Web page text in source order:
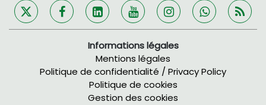
Informations légales
Mentions légales
Politique de confidentialité / Privacy Policy
Politique de cookies
Gestion des cookies